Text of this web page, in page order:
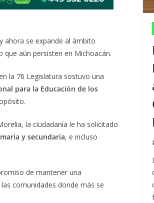
ahora se expande al ámbito
aún persisten en Michoacán.
la 76 Legislatura sostuvo una
para la Educación de los
la ciudadanía le ha solicitado
y secundaria, e incluso
de mantener una
comunidades donde más se